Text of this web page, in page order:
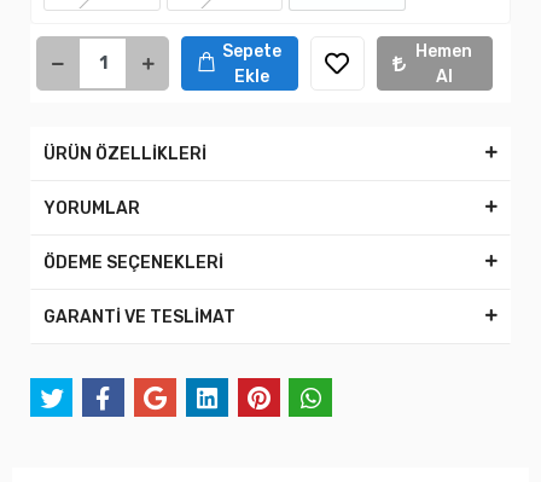
Sepete
Ekle
Hemen
Al
ÜRÜN ÖZELLİKLERİ
YORUMLAR
ÖDEME SEÇENEKLERİ
GARANTİ VE TESLİMAT